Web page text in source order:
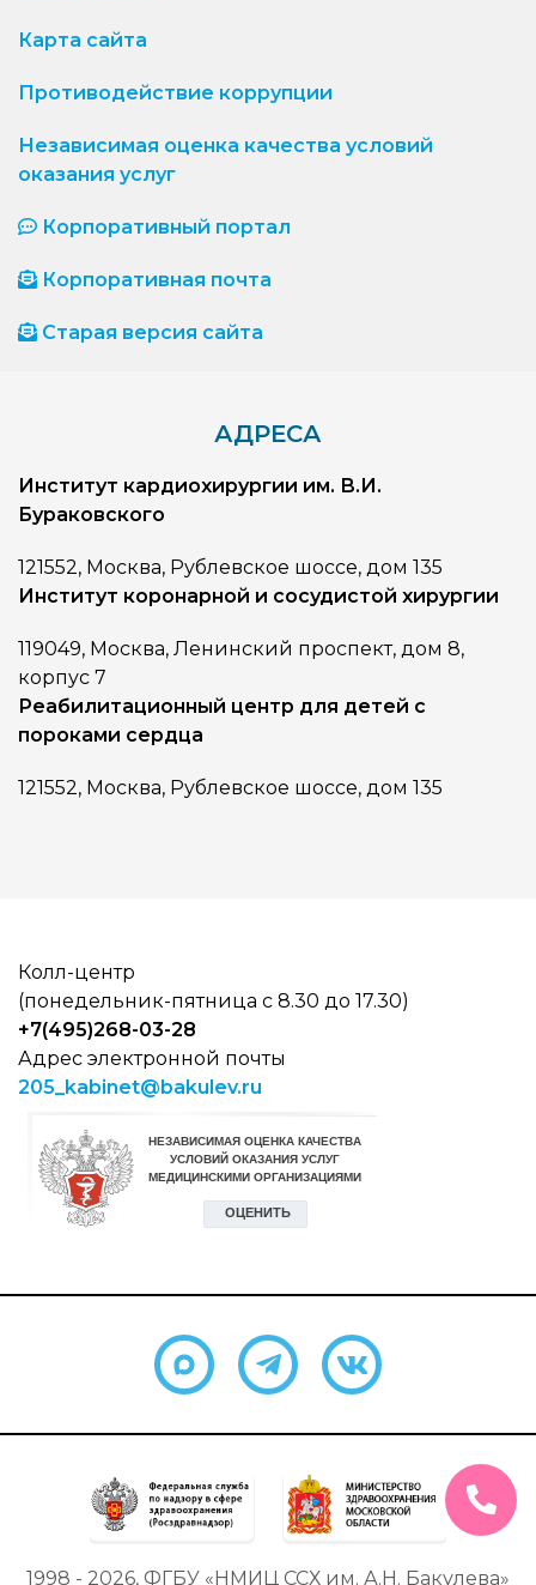
Карта сайта
Противодействие коррупции
Независимая оценка качества условий
оказания услуг
Корпоративный портал
Корпоративная почта
Старая версия сайта
АДРЕСА
Институт кардиохирургии им. В.И.
Бураковского
121552, Москва, Рублевское шоссе, дом 135
Институт коронарной и сосудистой хирургии
119049, Москва, Ленинский проспект, дом 8,
корпус 7
Реабилитационный центр для детей с
пороками сердца
121552, Москва, Рублевское шоссе, дом 135
Колл-центр
(понедельник-пятница с 8.30 до 17.30)
+7(495)268-03-28
Адрес электронной почты
205_kabinet@bakulev.ru
1998 - 2026, ФГБУ «НМИЦ ССХ им. А.Н. Бакулева»